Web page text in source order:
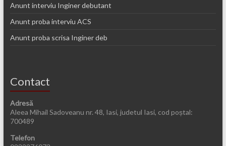
Anunt interviu Inginer debutant
Anunt proba interviu ACS
Anunt proba scrisa Inginer deb
Contact
Adresă
Aleea Mihail Sadoveanu nr. 48, Iasi, judetul Iasi, cod poștal:
700489
Telefon